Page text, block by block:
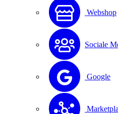
Webshop
Sociale
Google